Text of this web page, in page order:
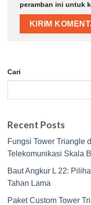
peramban ini untuk
Cari
Recent Posts
Fungsi Tower Triangle
Telekomunikasi Skala
Baut Angkur L 22:
Tahan Lama
Paket Custom Tower